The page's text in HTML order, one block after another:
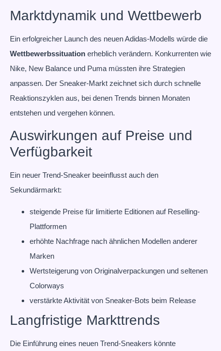
Marktdynamik und Wettbewerb
Ein erfolgreicher Launch des neuen Adidas-Modells würde die
Wettbewerbssituation erheblich verändern. Konkurrenten wie
Nike, New Balance und Puma müssten ihre Strategien
anpassen. Der Sneaker-Markt zeichnet sich durch schnelle
Reaktionszyklen aus, bei denen Trends binnen Monaten
entstehen und vergehen können.
Auswirkungen auf Preise und
Verfügbarkeit
Ein neuer Trend-Sneaker beeinflusst auch den
Sekundärmarkt:
steigende Preise für limitierte Editionen auf Reselling-
Plattformen
erhöhte Nachfrage nach ähnlichen Modellen anderer
Marken
Wertsteigerung von Originalverpackungen und seltenen
Colorways
verstärkte Aktivität von Sneaker-Bots beim Release
Langfristige Markttrends
Die Einführung eines neuen Trend-Sneakers könnte